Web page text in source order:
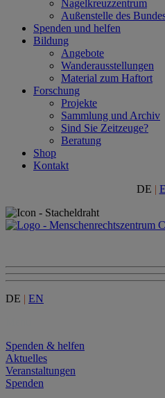
Nagelkreuzzentrum
Außenstelle des
Spenden und helfen
Bildung
Angebote
Wanderausstellungen
Material zum Haftort
Forschung
Projekte
Sammlung und Archiv
Sind Sie Zeitzeuge?
Beratung
Shop
Kontakt
DE |
DE | EN
Spenden & helfen
Aktuelles
Veranstaltungen
Spenden